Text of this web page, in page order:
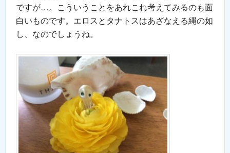
ですが…。こういうことをあれこれ考えてみるのも面
白いものです。エロスとタナトスはあざなえる縄の如
し、なのでしょうね。